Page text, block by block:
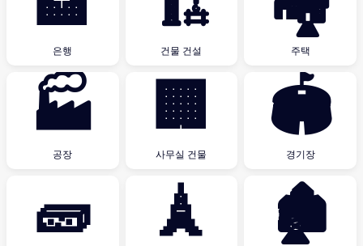
은행 건물 건설 주택
🏭
공장
🏢
사무실 건물
🏟
경기장
🧱 🗼 🏚